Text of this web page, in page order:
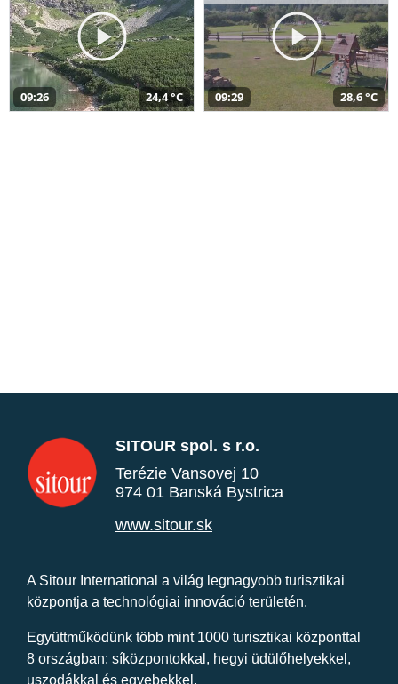
09:26 24,4 °C 09:29 28,6 °C
SITOUR spol. s r.o.
Terézie Vansovej 10
974 01 Banská Bystrica
www.sitour.sk
A Sitour International a világ legnagyobb turisztikai
központja a technológiai innováció területén.
Együttműködünk több mint 1000 turisztikai központtal
8 országban: síközpontokkal, hegyi üdülőhelyekkel,
uszodákkal és egyebekkel.